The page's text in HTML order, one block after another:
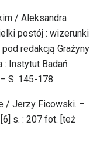
/ Aleksandra
postój : wizerunki
redakcją Grażyny
: Instytut Badań
S. 145-178
/ Jerzy Ficowski. –
s. : 207 fot. [też